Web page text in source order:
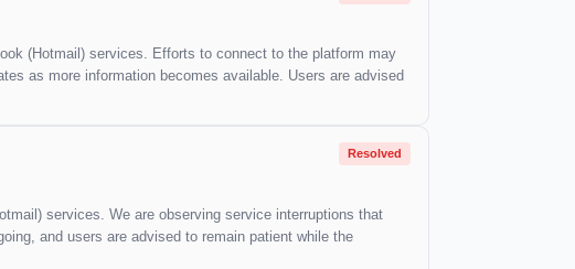
(Hotmail) services. Efforts to connect to the platform may
as more information becomes available. Users are advised
Resolved
services. We are observing service interruptions that
and users are advised to remain patient while the